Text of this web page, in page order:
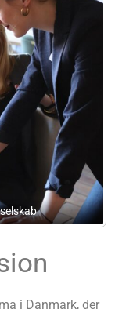
i Danmark, der